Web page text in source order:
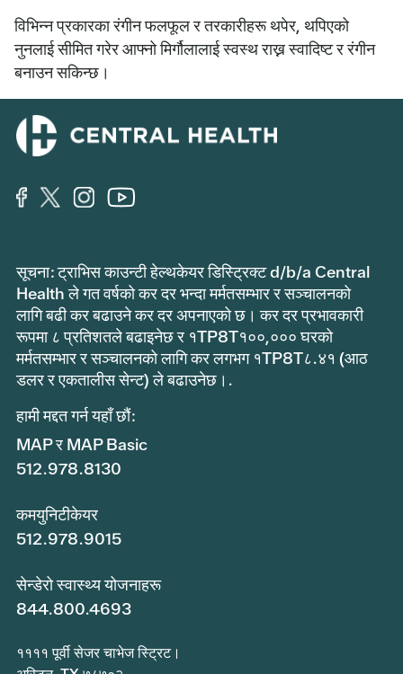
विभिन्न प्रकारका रंगीन फलफूल र तरकारीहरू थपेर, थपिएको
नुनलाई सीमित गरेर आफ्नो मिर्गौलालाई स्वस्थ राख्न स्वादिष्ट र रंगीन
बनाउन सकिन्छ।
सूचना: ट्राभिस काउन्टी हेल्थकेयर डिस्ट्रिक्ट d/b/a Central
Health ले गत वर्षको कर दर भन्दा मर्मतसम्भार र सञ्चालनको
लागि बढी कर बढाउने कर दर अपनाएको छ। कर दर प्रभावकारी
रूपमा ८ प्रतिशतले बढाइनेछ र १TP8T१००,००० घरको
मर्मतसम्भार र सञ्चालनको लागि कर लगभग १TP8T८.४१ (आठ
डलर र एकतालीस सेन्ट) ले बढाउनेछ।.
हामी मद्दत गर्न यहाँ छौं:
MAP र MAP Basic
512.978.8130
कमयुनिटीकेयर
512.978.9015
सेन्डेरो स्वास्थ्य योजनाहरू
844.800.4693
११११ पूर्वी सेजर चाभेज स्ट्रिट।